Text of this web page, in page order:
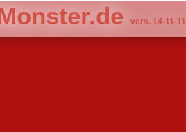
vers. 14-11-11